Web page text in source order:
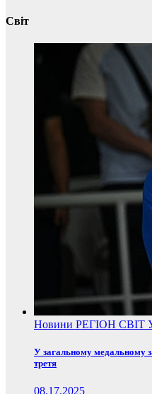
Світ
Новини РЕГІОН СВІТ
У загальному медальному
третя
08.17.2025